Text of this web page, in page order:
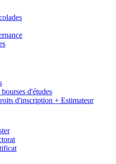
d'études
d'inscription + Estimateur